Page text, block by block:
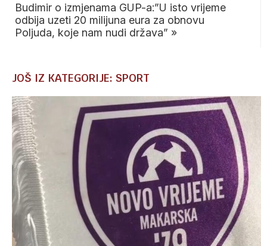
Budimir o izmjenama GUP-a:”U isto vrijeme
odbija uzeti 20 milijuna eura za obnovu
Poljuda, koje nam nudi država” »
JOŠ IZ KATEGORIJE: SPORT